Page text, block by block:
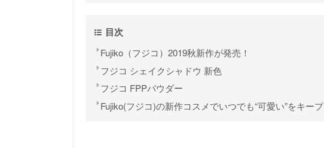
目次
Fujiko（フジコ）2019秋新作が発売！
フジコ シェイクシャドウ 新色
フジコ FPPパウダー
Fujiko(フジコ)の新作コスメでいつでも“可愛い”をキープ